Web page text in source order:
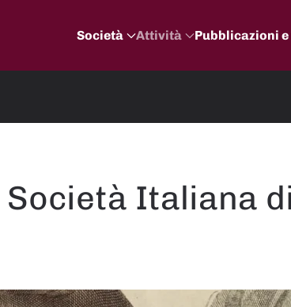
Società Attività Pubblicazioni
Italiana di